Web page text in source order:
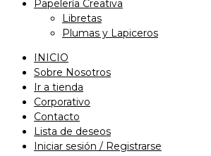
Papelería Creativa
Libretas
Plumas y Lapiceros
INICIO
Sobre Nosotros
Ir a tienda
Corporativo
Contacto
Lista de deseos
Iniciar sesión / Registrarse